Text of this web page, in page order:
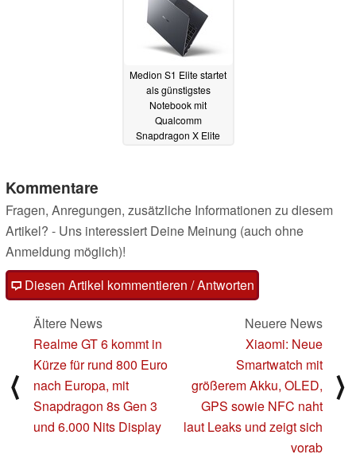
Medion S1 Elite startet
als günstigstes
Notebook mit
Qualcomm
Snapdragon X Elite
Kommentare
Fragen, Anregungen, zusätzliche Informationen zu diesem
Artikel? - Uns interessiert Deine Meinung (auch ohne
Anmeldung möglich)!
Diesen Artikel kommentieren / Antworten
⟨
Ältere News
Realme GT 6 kommt in
Kürze für rund 800 Euro
nach Europa, mit
Snapdragon 8s Gen 3
und 6.000 Nits Display
Neuere News
Xiaomi: Neue
Smartwatch mit
größerem Akku, OLED,
GPS sowie NFC naht
laut Leaks und zeigt sich
vorab
⟩